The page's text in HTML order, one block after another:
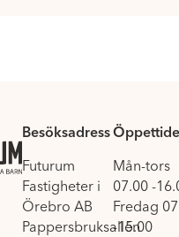
Besöksadress
Futurum
Fastigheter i
Örebro AB
Pappersbruksallén
Mån-tors
07.00 -
Fredag
-15.00